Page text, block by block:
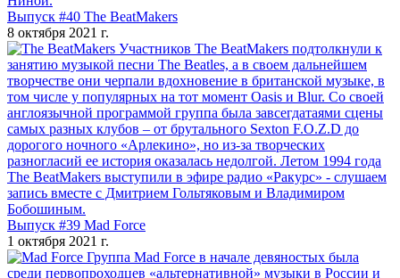
Выпуск #40 The BeatMakers
8 октября 2021 г.
Участников The BeatMakers подтолкнули к
занятию музыкой песни The Beatles, а в своем дальнейшем
творчестве они черпали вдохновение в британской музыке, в
том числе у популярных на тот момент Oasis и Blur. Со своей
англоязычной программой группа была завсегдатаями сцены
самых разных клубов – от брутального Sexton F.O.Z.D до
дорогого ночного «Арлекино», но из-за творческих
разногласий ее история оказалась недолгой. Летом 1994 года
The BeatMakers выступили в эфире радио «Ракурс» - слушаем
запись вместе с Дмитрием Гольтяковым и Владимиром
Бобошиным.
Выпуск #39 Mad Force
1 октября 2021 г.
Группа Mad Force в начале девяностых была
среди первопроходцев «альтернативной» музыки в России и